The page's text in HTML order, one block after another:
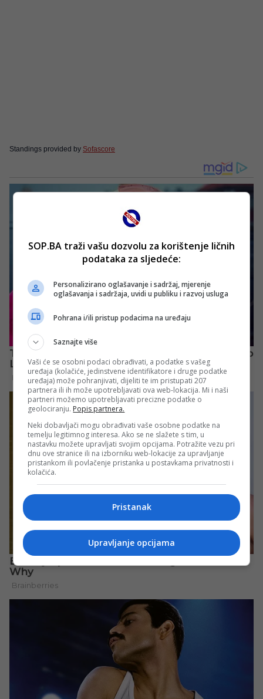
Standings provided by Sofascore
SOP.BA traži vašu dozvolu za korištenje ličnih
podataka za sljedeće:
Personalizirano oglašavanje i sadržaj, mjerenje
oglašavanja i sadržaja, uvidi u publiku i razvoj usluga
Pohrana i/ili pristup podacima na uređaju
Saznajte više
Vaši će se osobni podaci obrađivati, a podatke s vašeg
uređaja (kolačiće, jedinstvene identifikatore i druge podatke
uređaja) može pohranjivati, dijeliti te im pristupati 207
partnera ili ih može upotrebljavati ova web-lokacija. Mi i naši
partneri možemo upotrebljavati precizne podatke o
geolociranju. Popis partnera.
Neki dobavljači mogu obrađivati vaše osobne podatke na
temelju legitimnog interesa. Ako se ne slažete s tim, u
nastavku možete upravljati svojim opcijama. Potražite vezu pri
dnu ove stranice ili na izborniku web-lokacije za upravljanje
pristankom ili povlačenje pristanka u postavkama privatnosti i
kolačića.
Pristanak
Upravljanje opcijama